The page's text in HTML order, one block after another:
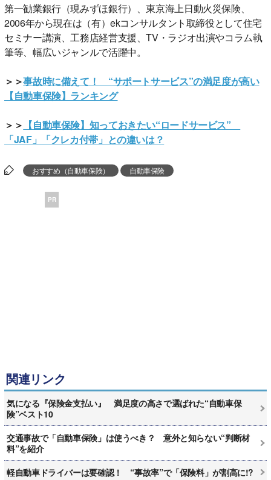
第一勧業銀行（現みずほ銀行）、東京海上日動火災保険、
2006年から現在は（有）ekコンサルタント取締役として住宅
セミナー講演、工務店経営支援、TV・ラジオ出演やコラム執
筆等、幅広いジャンルで活躍中。
＞＞事故時に備えて！ “サポートサービス”の満足度が高い
【自動車保険】ランキング
＞＞ 【自動車保険】知っておきたい“ロードサービス”
「JAF」「クレカ付帯」との違いは？
おすすめ（自動車保険） 自動車保険
PR
関連リンク
気になる『保険金支払い』 満足度の高さで選ばれた“自動車保
険”ベスト10
交通事故で「自動車保険」は使うべき？ 意外と知らない“判断材
料”を紹介
軽自動車ドライバーは要確認！ “事故率”で「保険料」が割高に!?